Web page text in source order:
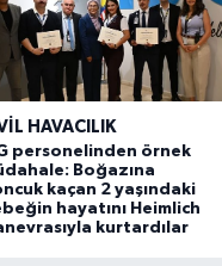
HAVACILIK
personelinden örnek
Boğazına
kaçan 2 yaşındaki
hayatını Heimlich
kurtardılar